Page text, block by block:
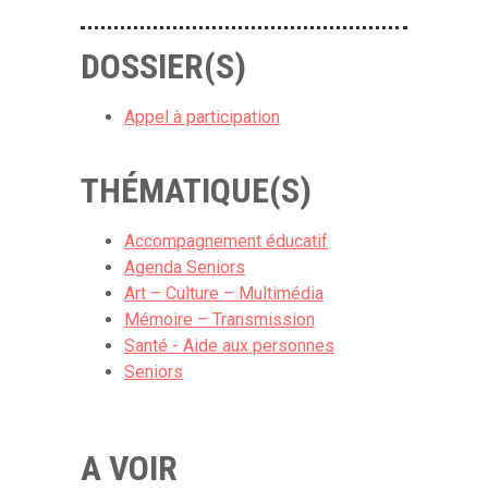
DOSSIER(S)
Appel à participation
THÉMATIQUE(S)
Accompagnement éducatif
Agenda Seniors
Art – Culture – Multimédia
Mémoire – Transmission
Santé - Aide aux personnes
Seniors
A VOIR